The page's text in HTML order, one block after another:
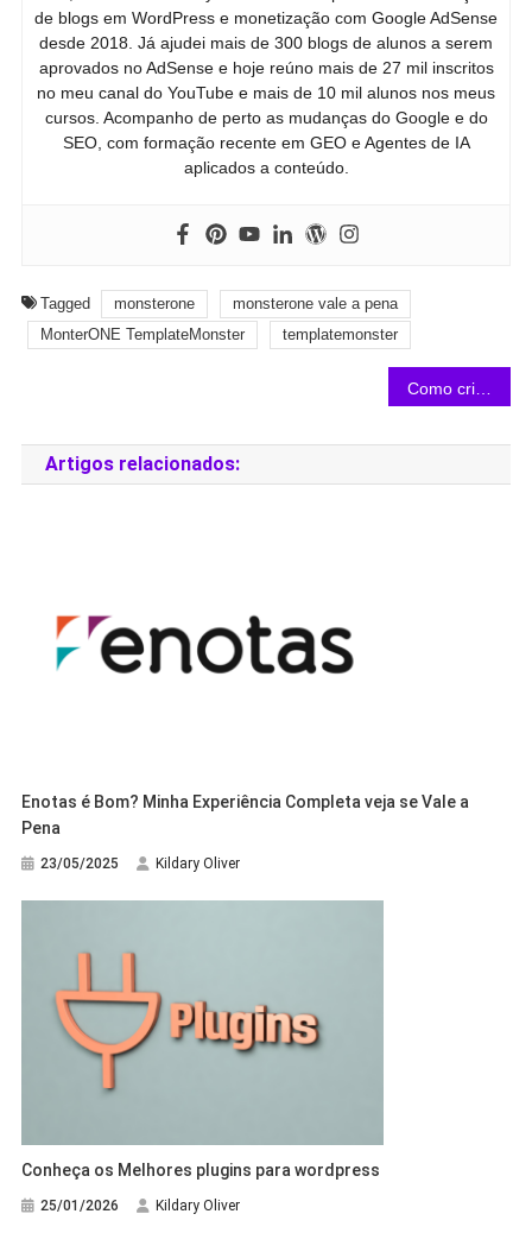
de blogs em WordPress e monetização com Google AdSense
desde 2018. Já ajudei mais de 300 blogs de alunos a serem
aprovados no AdSense e hoje reúno mais de 27 mil inscritos
no meu canal do YouTube e mais de 10 mil alunos nos meus
cursos. Acompanho de perto as mudanças do Google e do
SEO, com formação recente em GEO e Agentes de IA
aplicados a conteúdo.
Tagged monsterone
monsterone vale a pena
MonterONE TemplateMonster
templatemonster
Artigos relacionados:
Enotas é Bom? Minha Experiência Completa veja se Vale a
Pena
23/05/2025 Kildary Oliver
Conheça os Melhores plugins para wordpress
25/01/2026 Kildary Oliver